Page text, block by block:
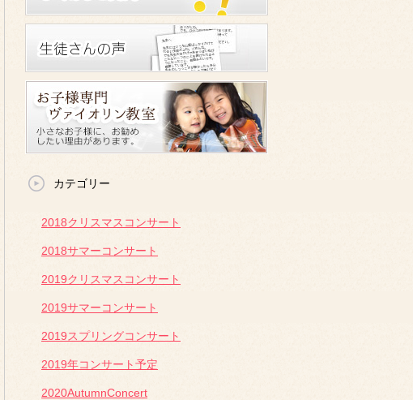
カテゴリー
2018クリスマスコンサート
2018サマーコンサート
2019クリスマスコンサート
2019サマーコンサート
2019スプリングコンサート
2019年コンサート予定
2020AutumnConcert